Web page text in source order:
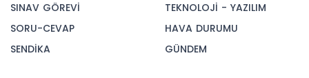
SINAV GÖREVİ
SORU-CEVAP
SENDİKA
TEKNOLOJİ - YAZILIM
HAVA DURUMU
GÜNDEM